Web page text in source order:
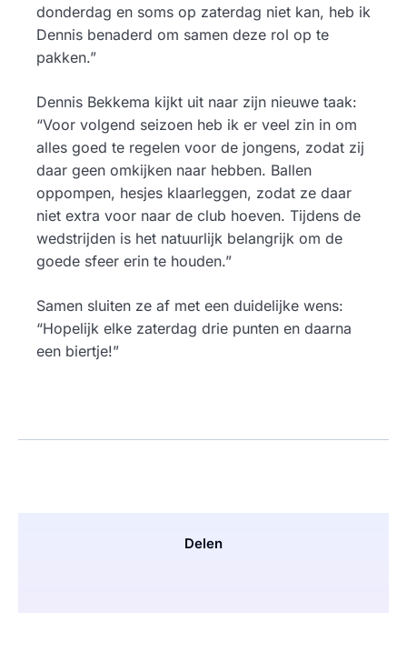
donderdag en soms op zaterdag niet kan, heb ik
Dennis benaderd om samen deze rol op te
pakken.”
Dennis Bekkema kijkt uit naar zijn nieuwe taak:
“Voor volgend seizoen heb ik er veel zin in om
alles goed te regelen voor de jongens, zodat zij
daar geen omkijken naar hebben. Ballen
oppompen, hesjes klaarleggen, zodat ze daar
niet extra voor naar de club hoeven. Tijdens de
wedstrijden is het natuurlijk belangrijk om de
goede sfeer erin te houden.”
Samen sluiten ze af met een duidelijke wens:
“Hopelijk elke zaterdag drie punten en daarna
een biertje!”
Delen